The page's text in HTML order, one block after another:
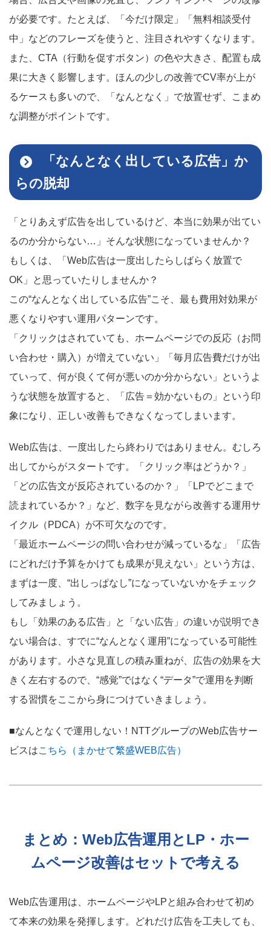
が必要です。たとえば、「今だけ限定」「無料相談受付
中」などのフレーズを使うと、注目されやすくなります。
また、CTA（行動を促すボタン）の色や大きさ、配置も成
果に大きく影響します。ほんの少しの改善でCV率が上が
るケースも多いので、「なんとなく」で放置せず、こまめ
な調整がポイントです。
「なんとなく出している広告」か
らの脱却
「とりあえず広告を出しているけど、本当に効果が出てい
るのか分からない…」そんな状態になっていませんか？
もしくは、「Web広告は一度出したらしばらく放置で
OK」と思っていたりしませんか？
この“なんとなく出している広告”こそ、最も費用対効果が
悪くなりやすい運用パターンです。
「クリックはされていても、ホームページでの反応（お問
い合わせ・購入）が増えていない」「毎月広告費だけが出
ていって、何が良くて何が悪いのか分からない」というよ
うな状態を放置すると、「広告＝効かないもの」という印
象になり、正しい改善もできなくなってしまいます。
Web広告は、一度出したら終わりではありません。むしろ
出してからがスタートです。「クリック率はどうか？」
「どの広告文が反応されているのか？」「LPでどこまで
読まれているか？」など、数字を見ながら改善する運用サ
イクル（PDCA）が不可欠なのです。
「最近ホームページの問い合わせが減っているな」「広告
にどれだけ予算をかけても成果が見えない」という方は、
まずは一度、“出しっぱなし”になっていないかをチェック
してみましょう。
もし「効果のある広告」と「ない広告」の違いが説明でき
ない場合は、すでに“なんとなく運用”になっている可能性
があります。小さな見直しの積み重ねが、広告の効果を大
きく左右するので、“感覚”ではなく“データ”で運用を判断
する習慣をここから身につけていきましょう。
■なんとなくで運用しない！NTTグループのWeb広告サー
ビスはこちら（まかせて繁盛WEB広告）
まとめ：Web広告運用とLP・ホー
ムページ改善はセットで考える
Web広告運用は、ホームページやLPと組み合わせて初め
て本来の効果を発揮します。どれだけ広告を工夫しても、